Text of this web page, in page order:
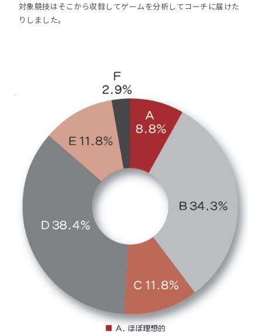
対象競技はそこから収録してゲームを分析してコーチに届けた
りしました。